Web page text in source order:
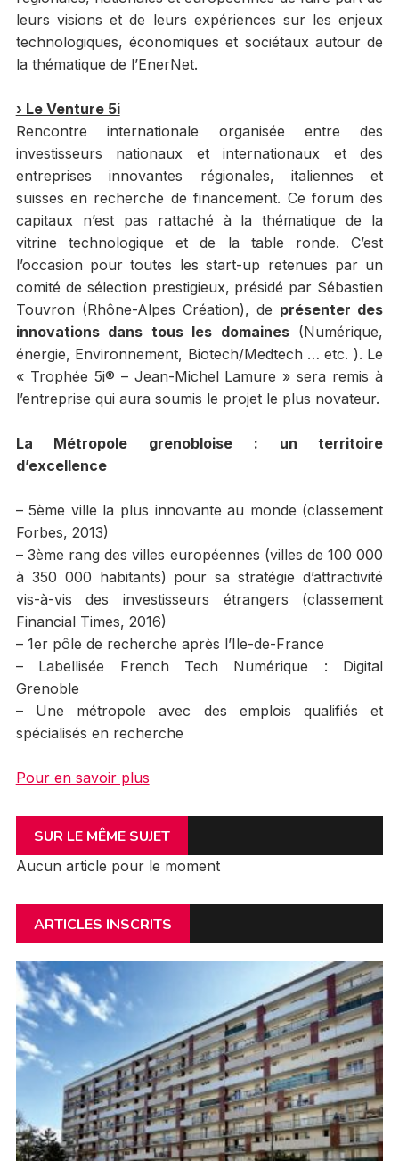
leurs visions et de leurs expériences sur les enjeux
technologiques, économiques et sociétaux autour de
la thématique de l’EnerNet.
› Le Venture 5i
Rencontre internationale organisée entre des
investisseurs nationaux et internationaux et des
entreprises innovantes régionales, italiennes et
suisses en recherche de financement. Ce forum des
capitaux n’est pas rattaché à la thématique de la
vitrine technologique et de la table ronde. C’est
l’occasion pour toutes les start-up retenues par un
comité de sélection prestigieux, présidé par Sébastien
Touvron (Rhône-Alpes Création), de présenter des
innovations dans tous les domaines(Numérique,
énergie, Environnement, Biotech/Medtech … etc. ). Le
« Trophée 5i® – Jean-Michel Lamure » sera remis à
l’entreprise qui aura soumis le projet le plus novateur.
La Métropole grenobloise : un territoire
d’excellence
– 5ème ville la plus innovante au monde (classement
Forbes, 2013)
– 3ème rang des villes européennes (villes de 100 000
à 350 000 habitants) pour sa stratégie d’attractivité
vis-à-vis des investisseurs étrangers (classement
Financial Times, 2016)
– 1er pôle de recherche après l’Ile-de-France
– Labellisée French Tech Numérique : Digital
Grenoble
– Une métropole avec des emplois qualifiés et
spécialisés en recherche
Pour en savoir plus
SUR LE MÊME SUJET
Aucun article pour le moment
ARTICLES INSCRITS